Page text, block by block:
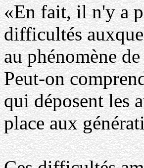
«En fait, il n'y a
difficultés
au phénomène
Peut-on
qui déposent les
place aux